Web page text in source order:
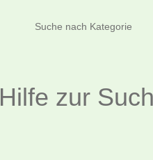
Suche nach Kategorie
Hilfe zur